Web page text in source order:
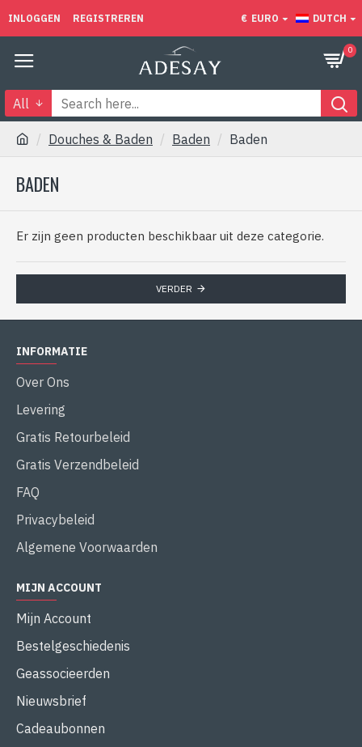
INLOGGEN REGISTREREN € EURO DUTCH
0
All
Douches & Baden Baden Baden
BADEN
Er zijn geen producten beschikbaar uit deze categorie.
VERDER
INFORMATIE
Over Ons
Levering
Gratis Retourbeleid
Gratis Verzendbeleid
FAQ
Privacybeleid
Algemene Voorwaarden
MIJN ACCOUNT
Mijn Account
Bestelgeschiedenis
Geassocieerden
Nieuwsbrief
Cadeaubonnen